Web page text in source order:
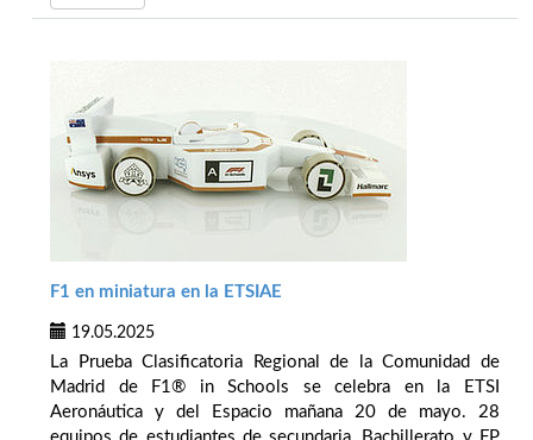
F1 en miniatura en la ETSIAE
19.05.2025
La Prueba Clasificatoria Regional de la Comunidad de
Madrid de F1® in Schools se celebra en la ETSI
Aeronáutica y del Espacio mañana 20 de mayo. 28